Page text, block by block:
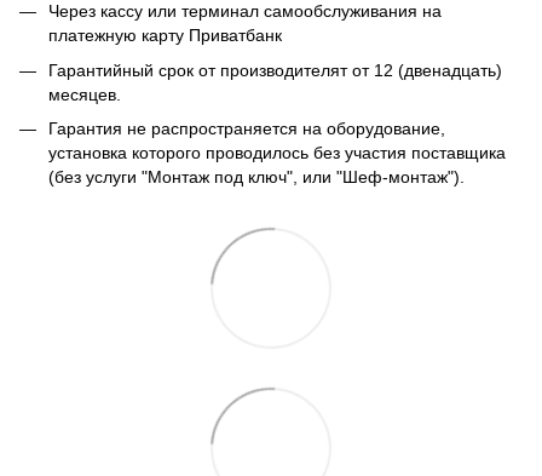
Через кассу или терминал самообслуживания на
платежную карту Приватбанк
Гарантийный срок от производителят от 12 (двенадцать)
месяцев.
Гарантия не распространяется на оборудование,
установка которого проводилось без участия поставщика
(без услуги "Монтаж под ключ", или "Шеф-монтаж").